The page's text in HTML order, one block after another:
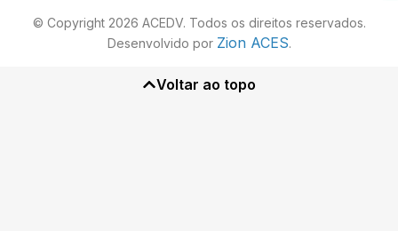
© Copyright 2026 ACEDV. Todos os direitos reservados.
Desenvolvido por Zion ACES.
Voltar ao topo